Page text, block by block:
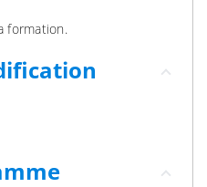
formation.